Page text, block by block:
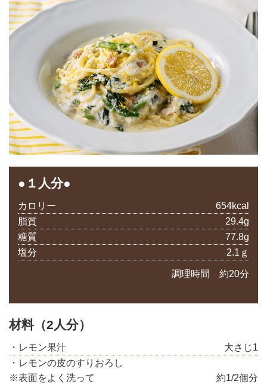
●１人分●
カロリー
654kcal
脂質
29.4g
糖質
77.8g
塩分
2.1ｇ
調理時間 約20分
材料（2人分）
・レモン果汁
大さじ1
・レモンの皮のすりおろし
※表面をよく洗って
約1/2個分